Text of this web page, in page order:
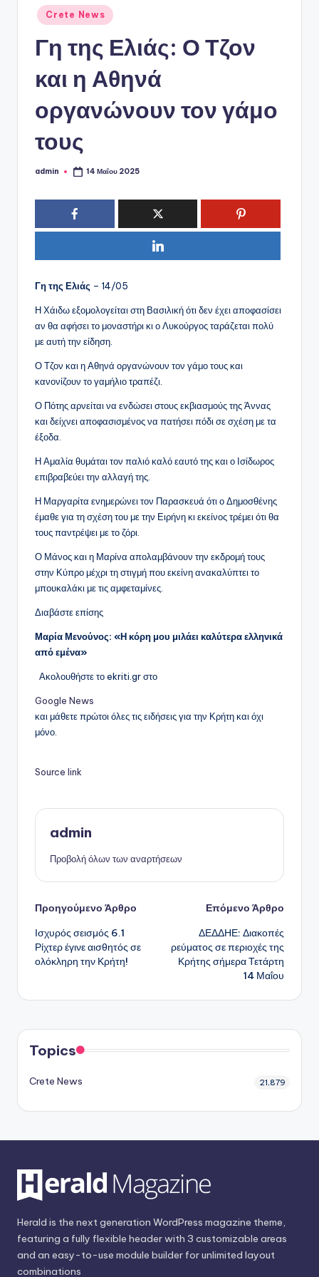
Αναρτήθηκε
σε
Crete News
Γη της Ελιάς: Ο Τζον
και η Αθηνά
οργανώνουν τον γάμο
τους
Συγγραφέας:
admin 14 Μαΐου 2025
Γη της Ελιάς – 14/05
Η Χάιδω εξομολογείται στη Βασιλική ότι δεν έχει αποφασίσει
αν θα αφήσει το μοναστήρι κι ο Λυκούργος ταράζεται πολύ
με αυτή την είδηση.
Ο Τζον και η Αθηνά οργανώνουν τον γάμο τους και
κανονίζουν το γαμήλιο τραπέζι.
Ο Πότης αρνείται να ενδώσει στους εκβιασμούς της Άννας
και δείχνει αποφασισμένος να πατήσει πόδι σε σχέση με τα
έξοδα.
Η Αμαλία θυμάται τον παλιό καλό εαυτό της και ο Ισίδωρος
επιβραβεύει την αλλαγή της.
Η Μαργαρίτα ενημερώνει τον Παρασκευά ότι ο Δημοσθένης
έμαθε για τη σχέση του με την Ειρήνη κι εκείνος τρέμει ότι θα
τους παντρέψει με το ζόρι.
Ο Μάνος και η Μαρίνα απολαμβάνουν την εκδρομή τους
στην Κύπρο μέχρι τη στιγμή που εκείνη ανακαλύπτει το
μπουκαλάκι με τις αμφεταμίνες.
Διαβάστε επίσης
Μαρία Μενούνος: «Η κόρη μου μιλάει καλύτερα ελληνικά
από εμένα»
Ακολουθήστε το ekriti.gr στο
Google News
και μάθετε πρώτοι όλες τις ειδήσεις για την Κρήτη και όχι
μόνο.
Source link
admin
Προβολή όλων των αναρτήσεων
Πλοήγηση
δημοσιεύσεων
Προηγούμενο Άρθρο
Ισχυρός σεισμός 6.1
Ρίχτερ έγινε αισθητός σε
ολόκληρη την Κρήτη!
Επόμενο Άρθρο
ΔΕΔΔΗΕ: Διακοπές
ρεύματος σε περιοχές της
Κρήτης σήμερα Τετάρτη
14 Μαΐου
Topics
Crete News 21,879
Herald is the next generation WordPress magazine theme,
featuring a fully flexible header with 3 customizable areas
and an easy-to-use module builder for unlimited layout
combinations